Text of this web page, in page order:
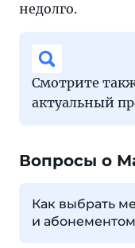
недолго.
Смотрите
актуальный
Вопросы о
Как выбрать
и